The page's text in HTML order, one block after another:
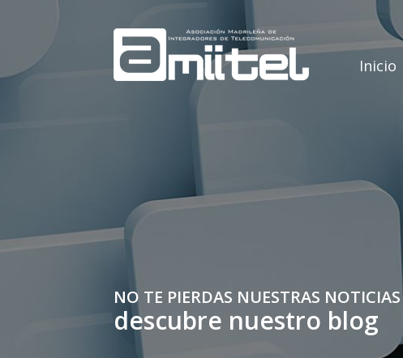
Inicio
NO TE PIERDAS NUESTRAS
descubre nuestro blog